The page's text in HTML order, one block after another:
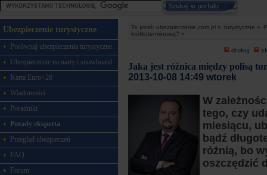
Ubezpieczenie turystyczne
Porównaj ubezpieczenia turystyczne
Ubezpieczenie na narty i snowboard
Karta Euro<26
Wiadomości
Poradniki
Porady eksperta
Przegląd ubezpieczeń
FAQ
Forum
Tu jesteś: ubezpieczenie.com.pl » turystyczne »
krótkoterminową? »
drukuj
Jaka jest różnica między polisą
2013-10-08 14:49 wtorek
W
tego, czy
miesiącu,
bądź
różnią, bo
oszczędzić